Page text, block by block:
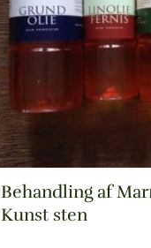
Behandling af
Kunst sten